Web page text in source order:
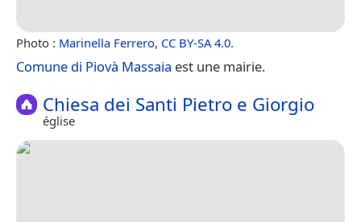
Photo : Marinella Ferrero, CC BY-SA 4.0.
Comune di Piovà Massaia est une mairie.
Chiesa dei Santi Pietro e Giorgio
église